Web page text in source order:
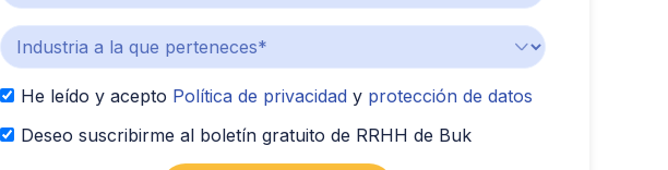
He leído y acepto Política de privacidad y protección de datos
Deseo suscribirme al boletín gratuito de RRHH de Buk